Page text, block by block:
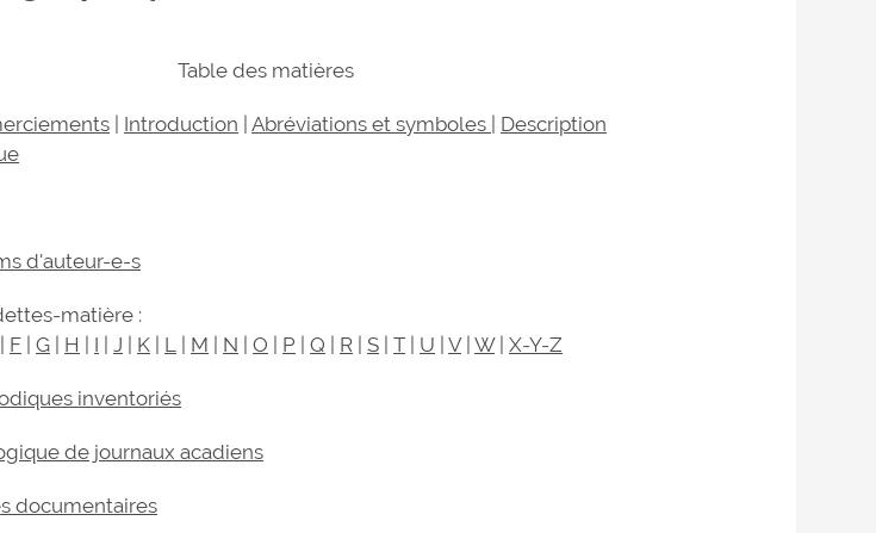
Table des matières
| Introduction |Abréviations et symboles | Description
d'auteur-e-s
matière :
| F |G | H | I |J | K | L | M | N |O | P |Q | R |S |T | U |V |W|X-Y-Z
inventoriés
de journaux acadiens
documentaires